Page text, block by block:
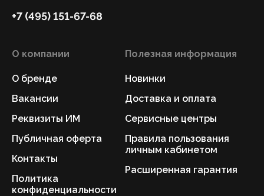
+7 (495) 151-67-68
О компании
О бренде
Вакансии
Реквизиты ИМ
Публичная оферта
Контакты
Политика
конфиденциальности
Полезная информация
Новинки
Доставка и оплата
Сервисные центры
Правила пользования
личным кабинетом
Расширенная гарантия